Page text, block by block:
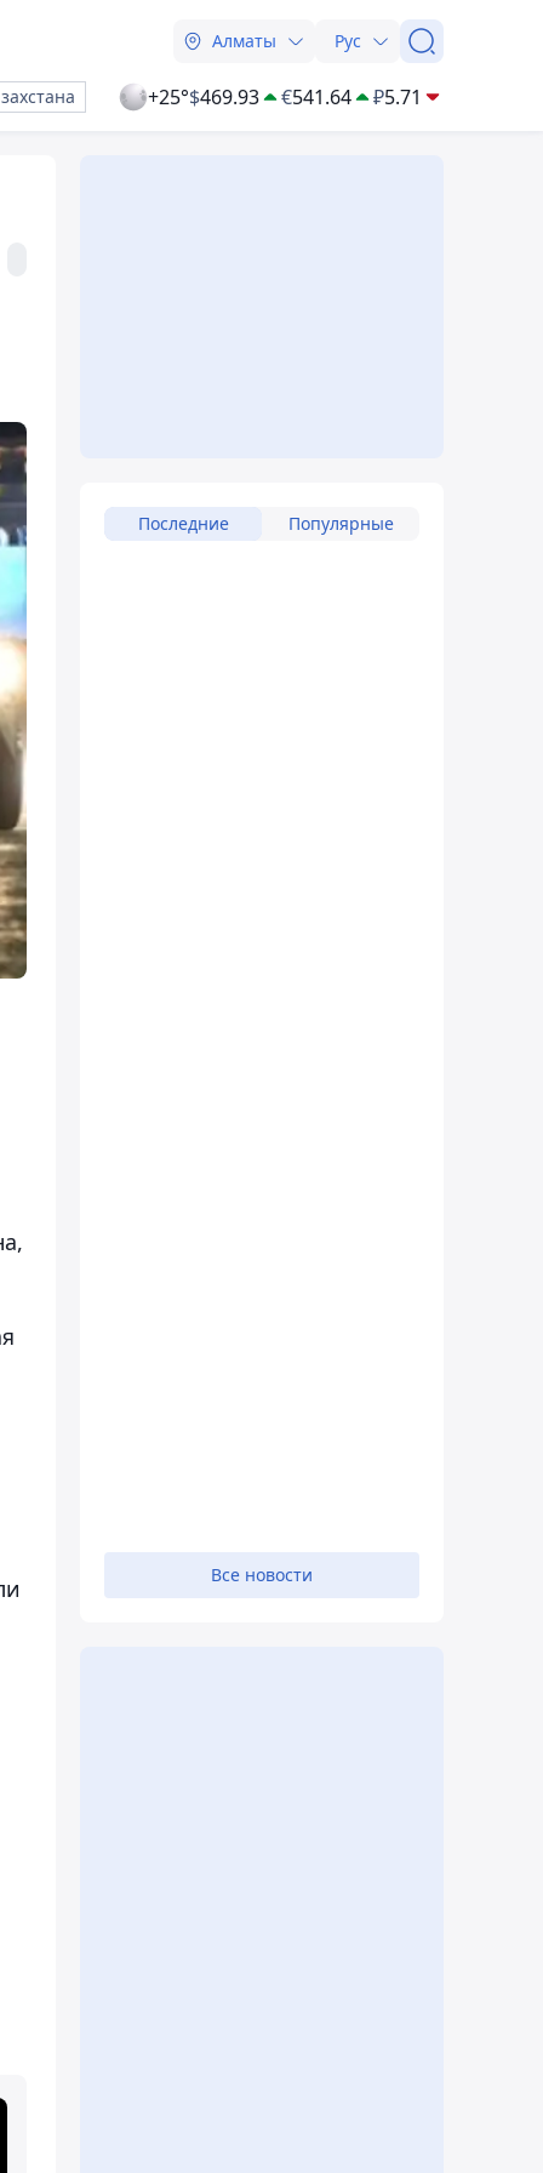
Алматы Рус
+25°$469.93 €541.64 ₽5.71
Последние Популярные
Все новости